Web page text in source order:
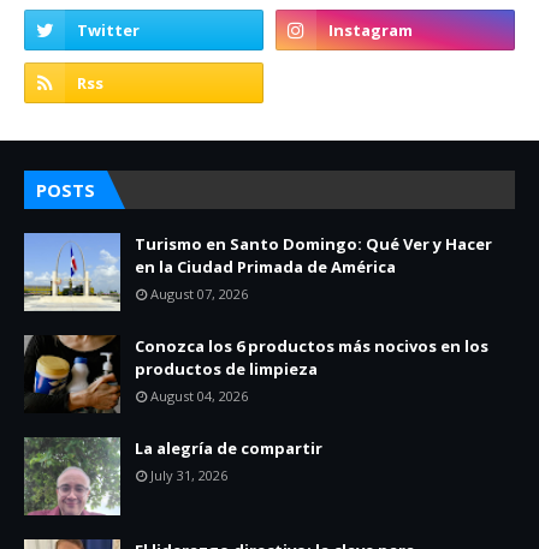
POSTS
Turismo en Santo Domingo: Qué Ver y Hacer
en la Ciudad Primada de América
August 07, 2026
Conozca los 6 productos más nocivos en los
productos de limpieza
August 04, 2026
La alegría de compartir
July 31, 2026